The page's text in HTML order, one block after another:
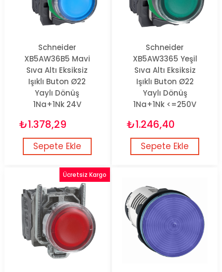
Schneider
XB5AW36B5 Mavi
Sıva Altı Eksiksiz
Işıklı Buton Ø22
Yaylı Dönüş
1Na+1Nk 24V
₺1.378,29
Sepete Ekle
Schneider
XB5AW3365 Yeşil
Sıva Altı Eksiksiz
Işıklı Buton Ø22
Yaylı Dönüş
1Na+1Nk <=250V
₺1.246,40
Sepete Ekle
Ücretsiz Kargo